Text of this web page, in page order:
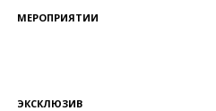
МЕРОПРИЯТИИ
ЭКСКЛЮЗИВ